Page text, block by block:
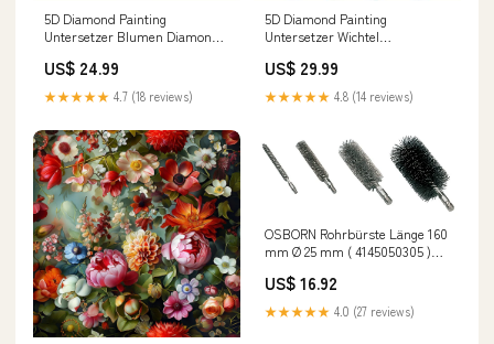
5D Diamond Painting
Untersetzer Blumen Diamond
US$ 24.99
★★★★★ 4.7 (18 reviews)
5D Diamond Painting
Untersetzer Wichtel
US$ 29.99
★★★★★ 4.8 (14 reviews)
OSBORN Rohrbürste Länge 160
mm Ø 25 mm ( 4145050305 )
US$ 16.92
★★★★★ 4.0 (27 reviews)